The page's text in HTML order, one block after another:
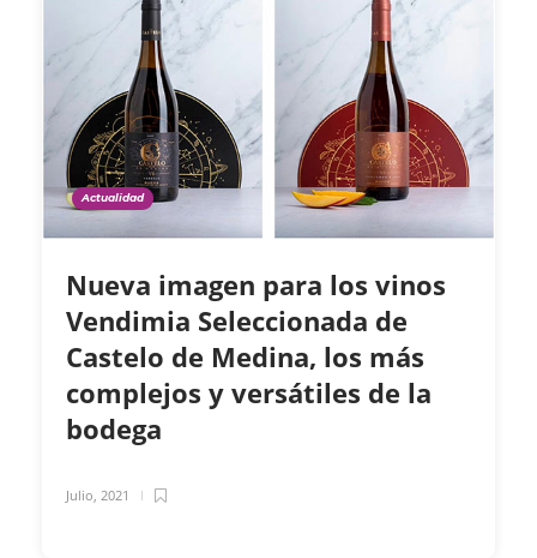
Actualidad
Nueva imagen para los vinos
Vendimia Seleccionada de
Castelo de Medina, los más
complejos y versátiles de la
bodega
Julio, 2021